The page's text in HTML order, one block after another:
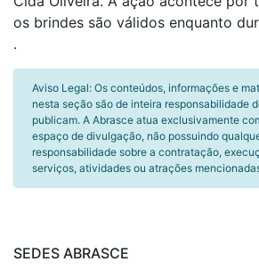
os brindes são válidos enquanto
.
Aviso Legal: Os conteúdos, informações e
nesta seção são de inteira responsabilidade
publicam. A Abrasce atua exclusivamente
espaço de divulgação, não possuindo
responsabilidade sobre a contratação,
serviços, atividades ou atrações
SEDES ABRASCE